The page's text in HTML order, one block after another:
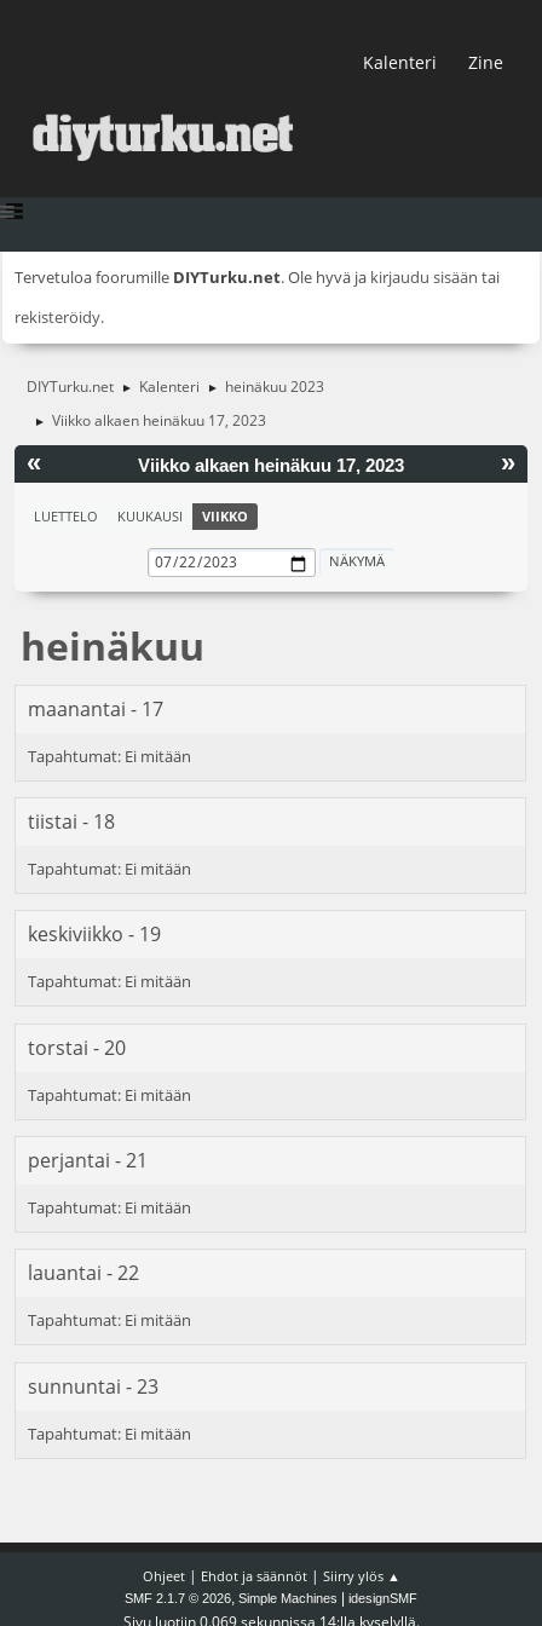
Kalenteri Zine
Tervetuloa foorumille DIYTurku.net. Ole hyvä ja kirjaudu sisään tai
rekisteröidy.
DIYTurku.net ► Kalenteri ► heinäkuu 2023
► Viikko alkaen heinäkuu 17, 2023
« »
Viikko alkaen heinäkuu 17, 2023
LUETTELO KUUKAUSI VIIKKO
heinäkuu
maanantai - 17
tiistai - 18
keskiviikko - 19
torstai - 20
perjantai - 21
lauantai - 22
sunnuntai - 23
Ohjeet| Ehdot ja säännöt| Siirry ylös ▲
SMF 2.1.7 © 2026, Simple Machines idesignSMF
Sivu luotiin 0.069 sekunnissa 14:lla kyselyllä.